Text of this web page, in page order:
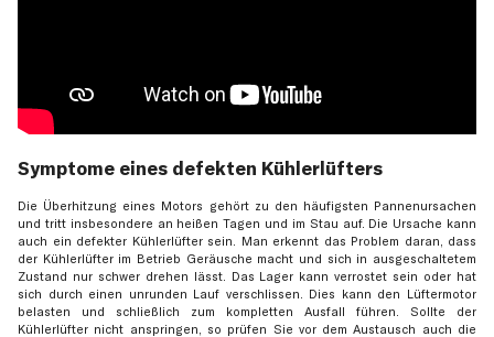
Symptome eines defekten Kühlerlüfters
Die Überhitzung eines Motors gehört zu den häufigsten Pannenursachen
und tritt insbesondere an heißen Tagen und im Stau auf. Die Ursache kann
auch ein defekter Kühlerlüfter sein. Man erkennt das Problem daran, dass
der Kühlerlüfter im Betrieb Geräusche macht und sich in ausgeschaltetem
Zustand nur schwer drehen lässt. Das Lager kann verrostet sein oder hat
sich durch einen unrunden Lauf verschlissen. Dies kann den Lüftermotor
belasten und schließlich zum kompletten Ausfall führen. Sollte der
Kühlerlüfter nicht anspringen, so prüfen Sie vor dem Austausch auch die